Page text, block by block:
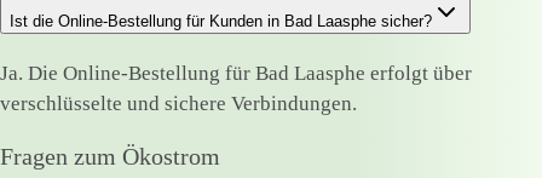
Ist die Online-Bestellung für Kunden in Bad Laasphe sicher?
Ja. Die Online-Bestellung für Bad Laasphe erfolgt über
verschlüsselte und sichere Verbindungen.
Fragen zum Ökostrom